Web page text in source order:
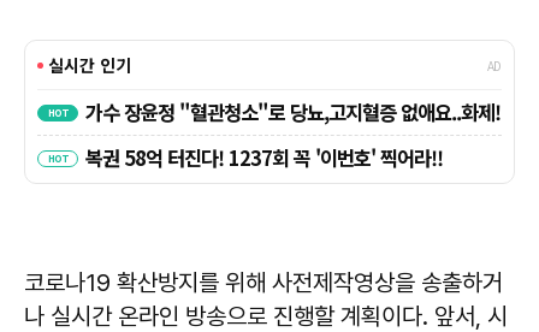
코로나19 확산방지를 위해 사전제작영상을 송출하거
나 실시간 온라인 방송으로 진행할 계획이다. 앞서, 시